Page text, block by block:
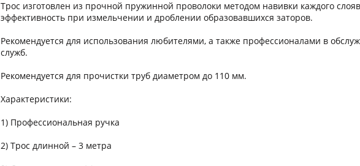
Трос изготовлен из прочной пружинной проволоки методом навивки каждого
эффективность при измельчении и дроблении образовавшихся заторов.
Рекомендуется для использования любителями, а также профессионалами в
служб.
Рекомендуется для прочистки труб диаметром до 110 мм.
Характеристики:
1) Профессиональная ручка
2) Трос длинной – 3 метра